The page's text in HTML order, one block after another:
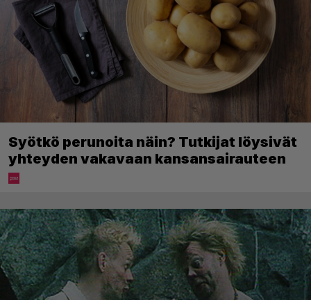
Syötkö perunoita näin? Tutkijat löysivät
yhteyden vakavaan kansansairauteen